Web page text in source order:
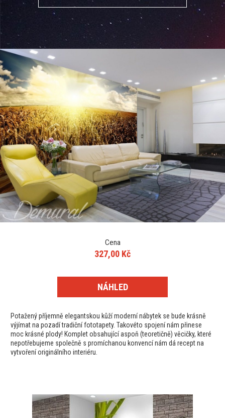
Cena
327,00 Kč
NÁHLED
Potažený příjemně elegantskou kůží moderní nábytek se bude krásně
výjímat na pozadí tradiční fototapety. Takovéto spojení nám přinese
moc krásné plody! Komplet obsahující aspoň (teoretičně) věcičky, které
nepotřebujeme společně s promíchanou konvencí nám dá recept na
vytvoření originálního interiéru.